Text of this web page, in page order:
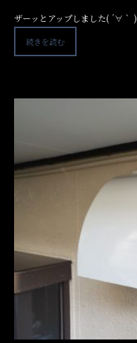
ザーッとアップしました( ´∀｀
続きを読む